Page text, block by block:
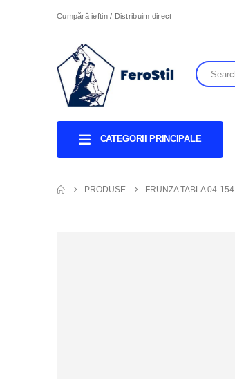
Cumpără ieftin / Distribuim direct
CATEGORII PRINCIPALE
PRODUSE FRUNZA TABLA 04-154